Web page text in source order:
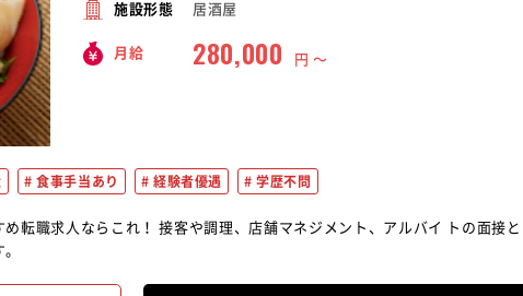
施設形態 居酒屋
月給 280,000 円 〜
食事手当あり 経験者優遇 学歴不問
舗マネジメント、アルバイ トの面接とい